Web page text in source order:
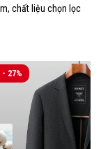
chất liệu chọn lọc
- 27%